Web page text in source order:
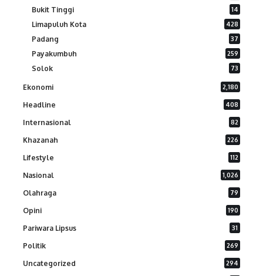
Bukit Tinggi 14
Limapuluh Kota 428
Padang 37
Payakumbuh 259
Solok 73
Ekonomi 2,180
Headline 408
Internasional 82
Khazanah 226
Lifestyle 112
Nasional 1,026
Olahraga 79
Opini 190
Pariwara Lipsus 31
Politik 269
Uncategorized 294